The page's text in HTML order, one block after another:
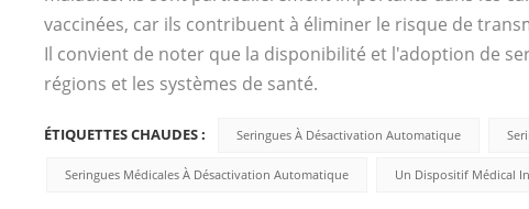
vaccinées, car ils contribuent à éliminer le risque de
Il convient de noter que la disponibilité et l'adoption de
régions et les systèmes de santé.
ÉTIQUETTES CHAUDES : Seringues À Désactivation Automatique
Seringues Médicales À Désactivation Automatique Un Dispositif Médical